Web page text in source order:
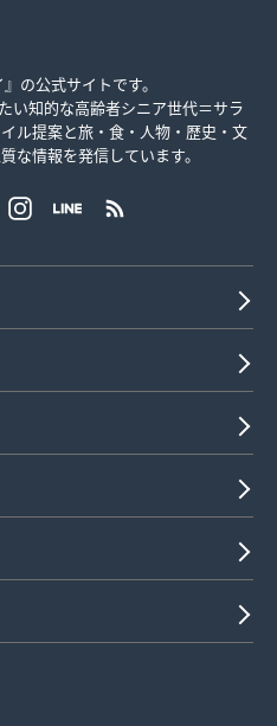
の公式サイトです。
い知的な高齢者シニア世代＝サラ
ル提案と旅・食・人物・歴史・文
な情報を発信しています。